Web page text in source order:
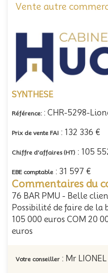
Vente autre
SYNTHESE
Référence: : CHR-5298-
Prix de vente FAI : 132 336 €
Chiffre d’affaires (HT) : 105
EBE comptable : 31 597 €
Commentaires du
76 BAR PMU - Belle
Possibilité de faire de la
105 000 euros COM 20
euros
Votre conseiller : Mr LIONEL